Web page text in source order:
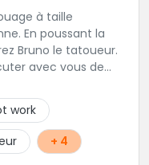
à taille
En poussant la
Bruno le tatoueur.
avec vous de
work
+ 4